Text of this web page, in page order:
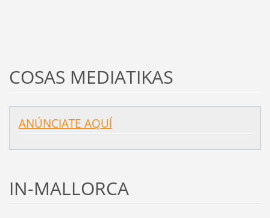
COSAS MEDIATIKAS
ANÚNCIATE AQUÍ
IN-MALLORCA